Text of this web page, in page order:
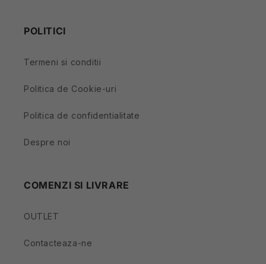
POLITICI
Termeni si conditii
Politica de Cookie-uri
Politica de confidentialitate
Despre noi
COMENZI SI LIVRARE
OUTLET
Contacteaza-ne